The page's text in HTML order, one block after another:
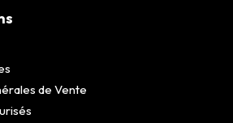
de Vente